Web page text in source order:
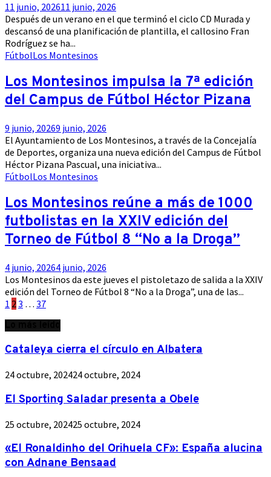
11 junio, 202611 junio, 2026
Después de un verano en el que terminó el ciclo CD Murada y
descansó de una planificación de plantilla, el callosino Fran
Rodríguez se ha...
FútbolLos Montesinos
Los Montesinos impulsa la 7ª edición
del Campus de Fútbol Héctor Pizana
9 junio, 20269 junio, 2026
El Ayuntamiento de Los Montesinos, a través de la Concejalía
de Deportes, organiza una nueva edición del Campus de Fútbol
Héctor Pizana Pascual, una iniciativa...
FútbolLos Montesinos
Los Montesinos reúne a más de 1000
futbolistas en la XXIV edición del
Torneo de Fútbol 8 “No a la Droga”
4 junio, 20264 junio, 2026
Los Montesinos da este jueves el pistoletazo de salida a la XXIV
edición del Torneo de Fútbol 8 “No a la Droga”, una de las...
Paginación
de
entradas
1 2 3 … 37
Cataleya cierra el círculo en Albatera
24 octubre, 202424 octubre, 2024
El Sporting Saladar presenta a Obele
25 octubre, 202425 octubre, 2024
«El Ronaldinho del Orihuela CF»: España alucina
con Adnane Bensaad